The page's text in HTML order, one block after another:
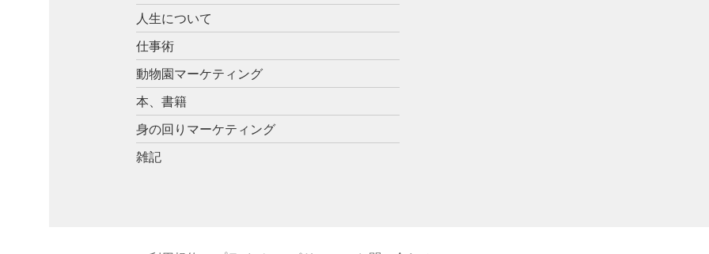
人生について
仕事術
動物園マーケティング
本、書籍
身の回りマーケティング
雑記